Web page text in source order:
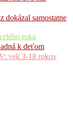
samostatne
roka
k deťom
vek 3-18 rokov